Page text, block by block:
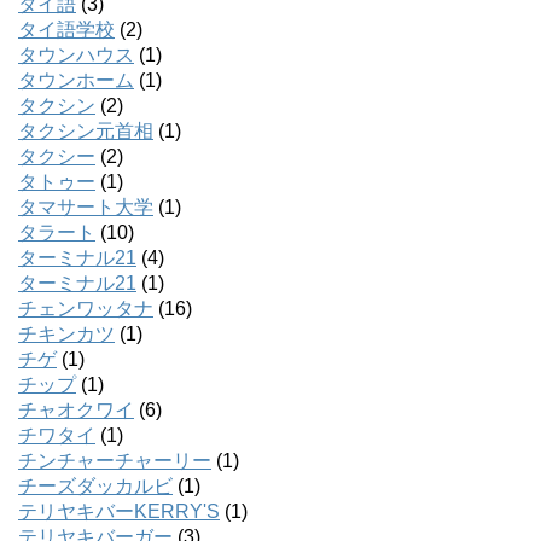
タイ語 (3)
タイ語学校 (2)
タウンハウス (1)
タウンホーム (1)
タクシン (2)
タクシン元首相 (1)
タクシー (2)
タトゥー (1)
タマサート大学 (1)
タラート (10)
ターミナル21 (4)
ターミナル21 (1)
チェンワッタナ (16)
チキンカツ (1)
チゲ(1)
チップ(1)
チャオクワイ (6)
チワタイ (1)
チンチャーチャーリー (1)
チーズダッカルビ (1)
テリヤキバーKERRY'S (1)
テリヤキバーガー (3)